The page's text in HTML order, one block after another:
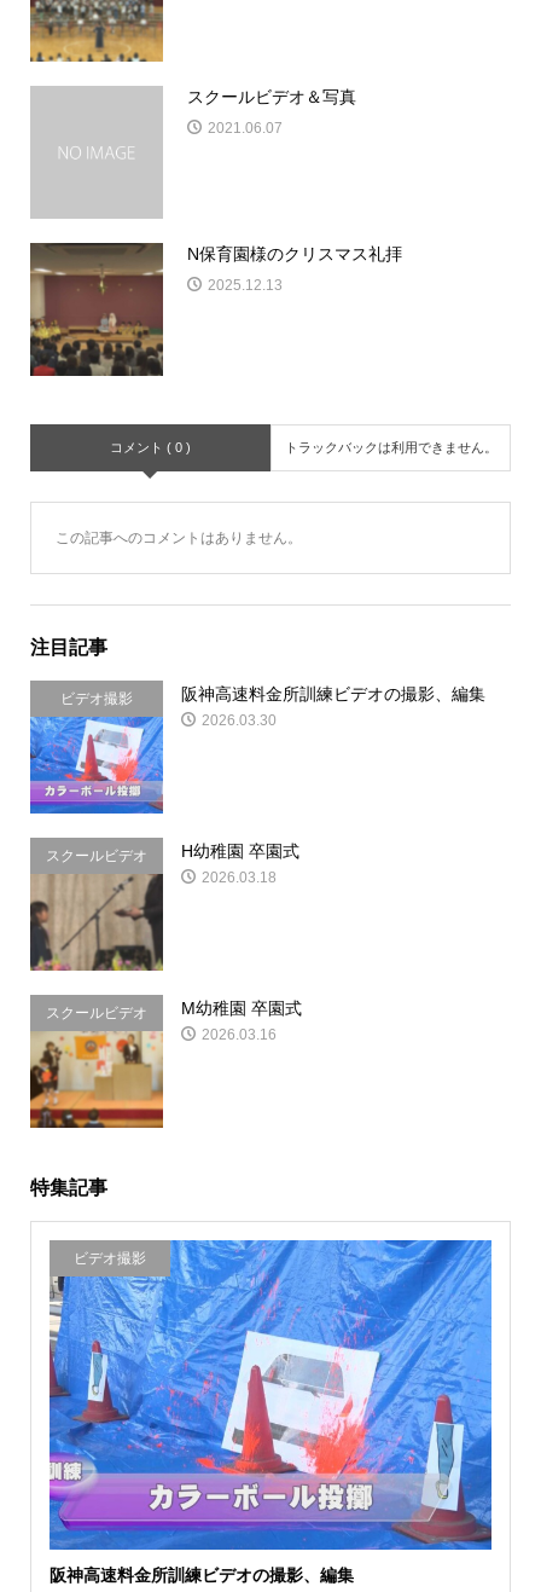
スクールビデオ＆写真
2021.06.07
N保育園様のクリスマス礼拝
2025.12.13
コメント ( 0 ) トラックバックは利用できません。
この記事へのコメントはありません。
注目記事
ビデオ撮影 阪神高速料金所訓練ビデオの撮影、編集
2026.03.30
スクールビデオ
&写真
H幼稚園 卒園式
2026.03.18
スクールビデオ
&写真
M幼稚園 卒園式
2026.03.16
特集記事
ビデオ撮影
阪神高速料金所訓練ビデオの撮影、編集